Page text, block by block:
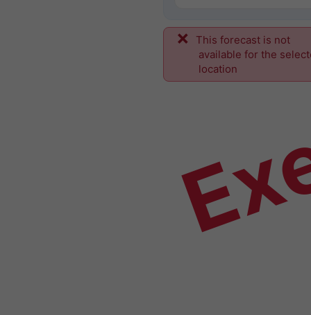
This forecast is not
available for the
location